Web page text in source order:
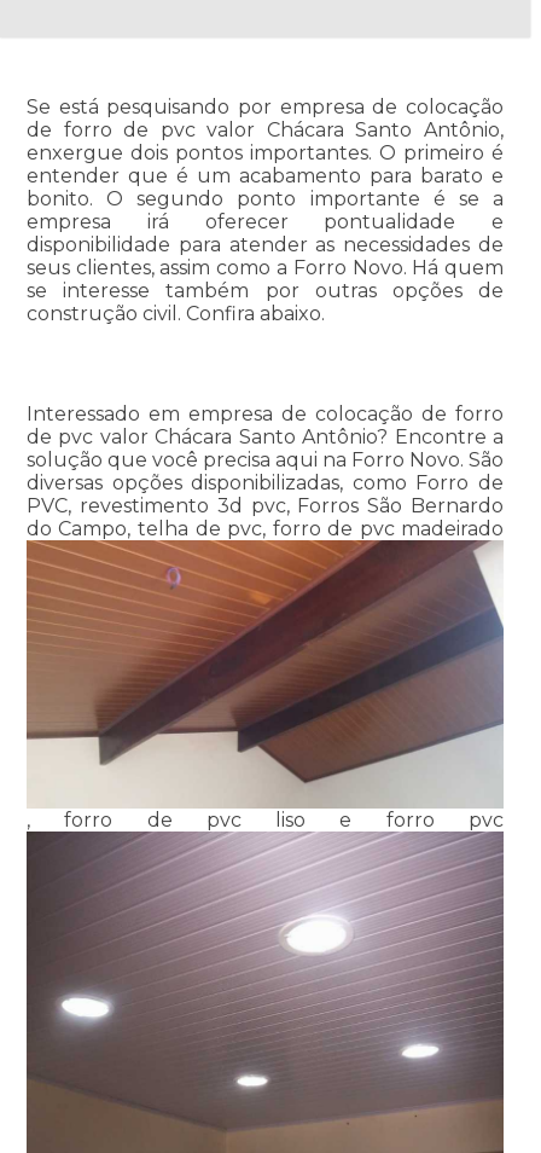
Se está pesquisando por empresa de colocação
de forro de pvc valor Chácara Santo Antônio,
enxergue dois pontos importantes. O primeiro é
entender que é um acabamento para barato e
bonito. O segundo ponto importante é se a
empresa irá oferecer pontualidade e
disponibilidade para atender as necessidades de
seus clientes, assim como a Forro Novo. Há quem
se interesse também por outras opções de
construção civil. Confira abaixo.
Interessado em empresa de colocação de forro
de pvc valor Chácara Santo Antônio? Encontre a
solução que você precisa aqui na Forro Novo. São
diversas opções disponibilizadas, como Forro de
PVC, revestimento 3d pvc, Forros São Bernardo
do Campo, telha de pvc, forro de pvc madeirado
, forro de pvc liso e forro pvc